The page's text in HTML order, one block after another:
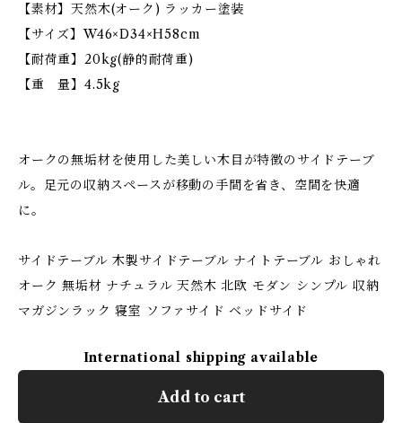
【素材】天然木(オーク) ラッカー塗装
【サイズ】W46×D34×H58cm
【耐荷重】20kg(静的耐荷重)
【重 量】4.5kg
オークの無垢材を使用した美しい木目が特徴のサイドテーブ
ル。足元の収納スペースが移動の手間を省き、空間を快適
に。
サイドテーブル 木製サイドテーブル ナイトテーブル おしゃれ
オーク 無垢材 ナチュラル 天然木 北欧 モダン シンプル 収納
マガジンラック 寝室 ソファサイド ベッドサイド
International shipping available
Add to cart